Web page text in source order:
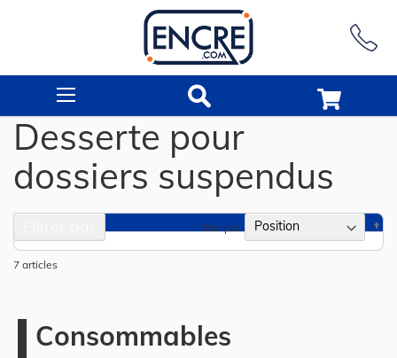
Desserte pour
dossiers suspendus
7 articles
Trier par
Consommables